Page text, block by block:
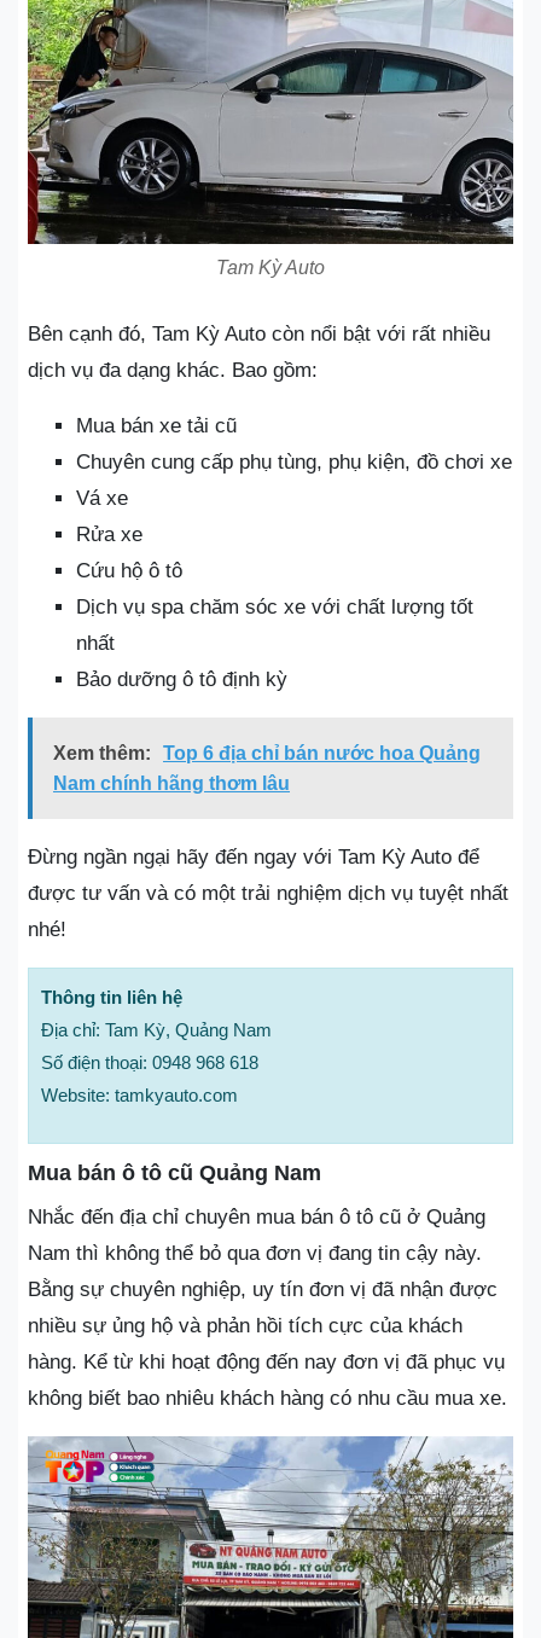
Tam Kỳ Auto
Bên cạnh đó, Tam Kỳ Auto còn nổi bật với rất nhiều
dịch vụ đa dạng khác. Bao gồm:
Mua bán xe tải cũ
Chuyên cung cấp phụ tùng, phụ kiện, đồ chơi xe
Vá xe
Rửa xe
Cứu hộ ô tô
Dịch vụ spa chăm sóc xe với chất lượng tốt
nhất
Bảo dưỡng ô tô định kỳ
Xem thêm:
Top 6 địa chỉ bán nước hoa Quảng
Nam chính hãng thơm lâu
Đừng ngần ngại hãy đến ngay với Tam Kỳ Auto để
được tư vấn và có một trải nghiệm dịch vụ tuyệt nhất
nhé!
Thông tin liên hệ
Địa chỉ: Tam Kỳ, Quảng Nam
Số điện thoại: 0948 968 618
Website: tamkyauto.com
Mua bán ô tô cũ Quảng Nam
Nhắc đến địa chỉ chuyên mua bán ô tô cũ ở Quảng
Nam thì không thể bỏ qua đơn vị đang tin cậy này.
Bằng sự chuyên nghiệp, uy tín đơn vị đã nhận được
nhiều sự ủng hộ và phản hồi tích cực của khách
hàng. Kể từ khi hoạt động đến nay đơn vị đã phục vụ
không biết bao nhiêu khách hàng có nhu cầu mua xe.